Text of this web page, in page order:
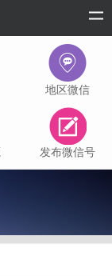
地区微信
发布微信号